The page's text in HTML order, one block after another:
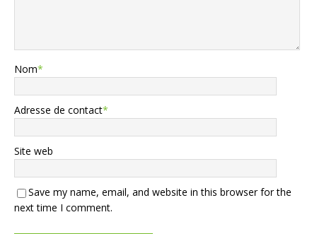
Nom*
Adresse de contact*
Site web
Save my name, email, and website in this browser for the
next time I comment.